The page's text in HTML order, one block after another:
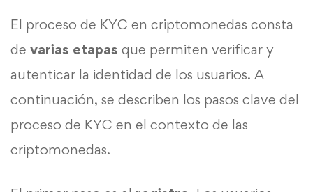
El proceso de KYC en criptomonedas consta
de varias etapas que permiten verificar y
autenticar la identidad de los usuarios. A
continuación, se describen los pasos clave del
proceso de KYC en el contexto de las
criptomonedas.